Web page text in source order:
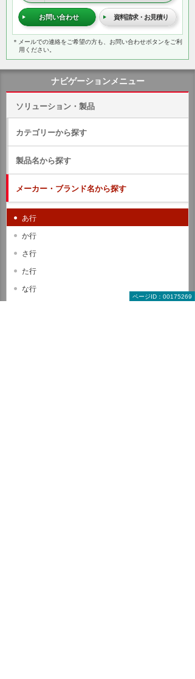
お問い合わせ 資料請求・お見積り
＊メールでの連絡をご希望の方も、お問い合わせボタンをご利
用ください。
ページID：00175269
ナビゲーションメニュー
ソリューション・製品
カテゴリーから探す
製品名から探す
メーカー・ブランド名から探す
あ行
か行
さ行
た行
な行